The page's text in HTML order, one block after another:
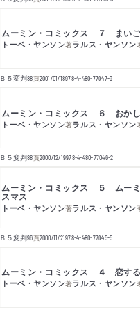
ムーミン・コミックス ７ まい
トーベ・ヤンソン著ラルス・ヤンソン
Ｂ５変判88頁2001/01/18978-4-480-77047-9
ムーミン・コミックス ６ おか
トーベ・ヤンソン著ラルス・ヤンソン
Ｂ５変判88頁2000/12/19978-4-480-77046-2
ムーミン・コミックス ５ ムーミ
スマス
トーベ・ヤンソン著ラルス・ヤンソン
Ｂ５変判96頁2000/11/21978-4-480-77045-5
ムーミン・コミックス ４ 恋す
トーベ・ヤンソン著ラルス・ヤンソン